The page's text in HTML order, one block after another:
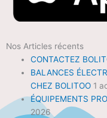
Nos Articles récents
CONTACTEZ
BALANCES
CHEZ BOLITOO 1
ÉQUIPEMENTS
2026